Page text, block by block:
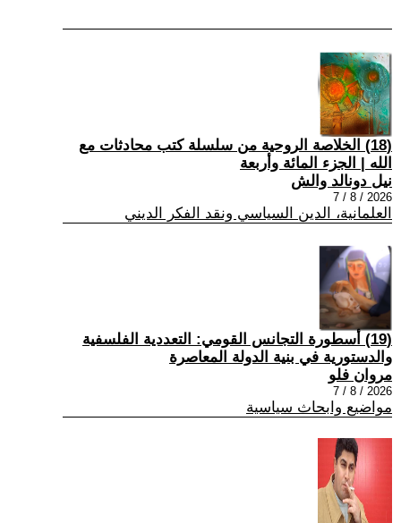
(18) الخلاصة الروحية من سلسلة كتب محادثات مع
الله | الجزء المائة وأربعة
نيل دونالد والش
2026 / 8 / 7
العلمانية، الدين السياسي ونقد الفكر الديني
(19) أسطورة التجانس القومي: التعددية الفلسفية
والدستورية في بنية الدولة المعاصرة
مروان فلو
2026 / 8 / 7
مواضيع وابحاث سياسية